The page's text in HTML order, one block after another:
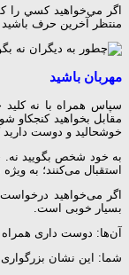
اگر مي‌خواهيد کسي را
منتظر آخرين حرف باشيد
مهربان باشید
سپاس همراه با نه
مقابل بخواهید کنجکاو
خوشحالید و دوست دارید
به خود شخص بگویید نه.
استقبال می‌کنند؛ به
اگر می‌خواهید درخواست
بسیار خوبی است.
آن‌ها: دوست داری
شما: این نشان